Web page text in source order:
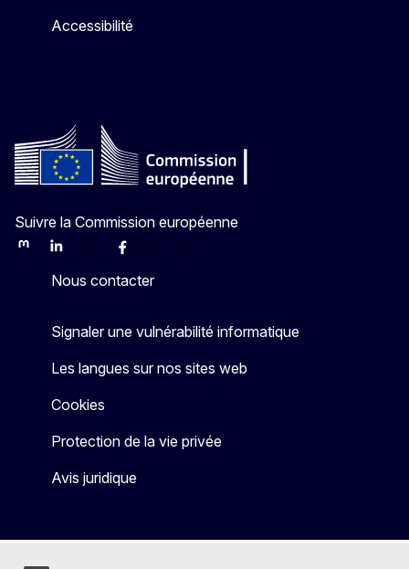
Accessibilité
Suivre la Commission européenne
MastodonLinkedInBlueskyFacebook
Nous contacter
Signaler une vulnérabilité informatique
Les langues sur nos sites web
Cookies
Protection de la vie privée
Avis juridique